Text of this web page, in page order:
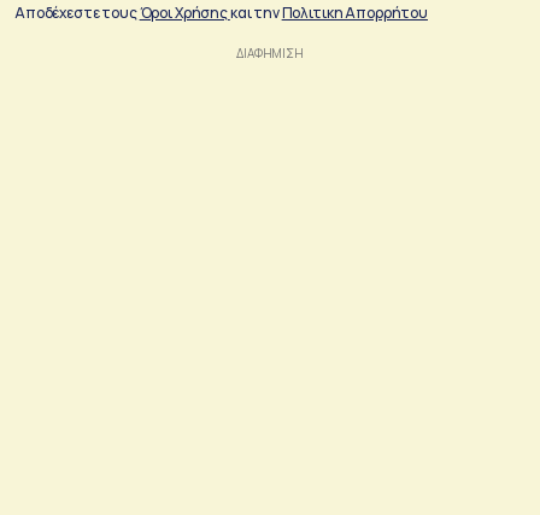
Αποδέχεστε τουςΌροι Χρήσηςκαι τηνΠολιτικη Απορρήτου